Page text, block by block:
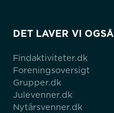
DET LAVER VI OGSÅ
Findaktiviteter.dk
Foreningsoversigt
Grupper.dk
Julevenner.dk
Nytårsvenner.dk